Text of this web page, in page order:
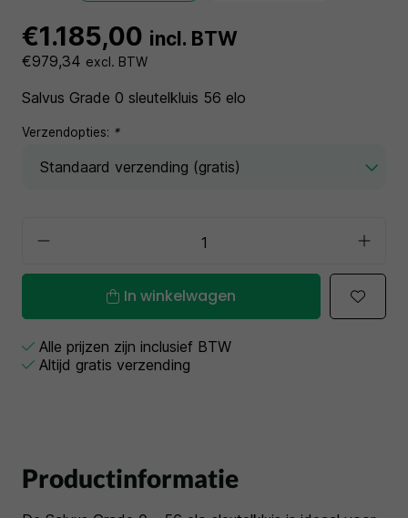
€1.185,00 incl. BTW
€979,34 excl. BTW
Salvus Grade 0 sleutelkluis 56 elo
Verzendopties: *
In winkelwagen
Alle prijzen zijn inclusief BTW
Altijd gratis verzending
Productinformatie